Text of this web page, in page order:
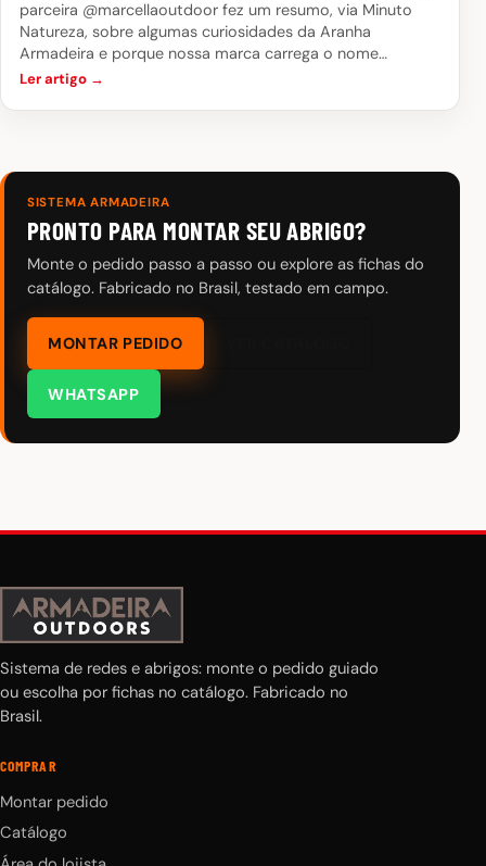
parceira @marcellaoutdoor fez um resumo, via Minuto
Natureza, sobre algumas curiosidades da Aranha
Armadeira e porque nossa marca carrega o nome…
Ler artigo →
SISTEMA ARMADEIRA
PRONTO PARA MONTAR SEU ABRIGO?
Monte o pedido passo a passo ou explore as fichas do
catálogo. Fabricado no Brasil, testado em campo.
MONTAR PEDIDO
WHATSAPP
Sistema de redes e abrigos: monte o pedido guiado
ou escolha por fichas no catálogo. Fabricado no
Brasil.
COMPRAR
Montar pedido
Catálogo